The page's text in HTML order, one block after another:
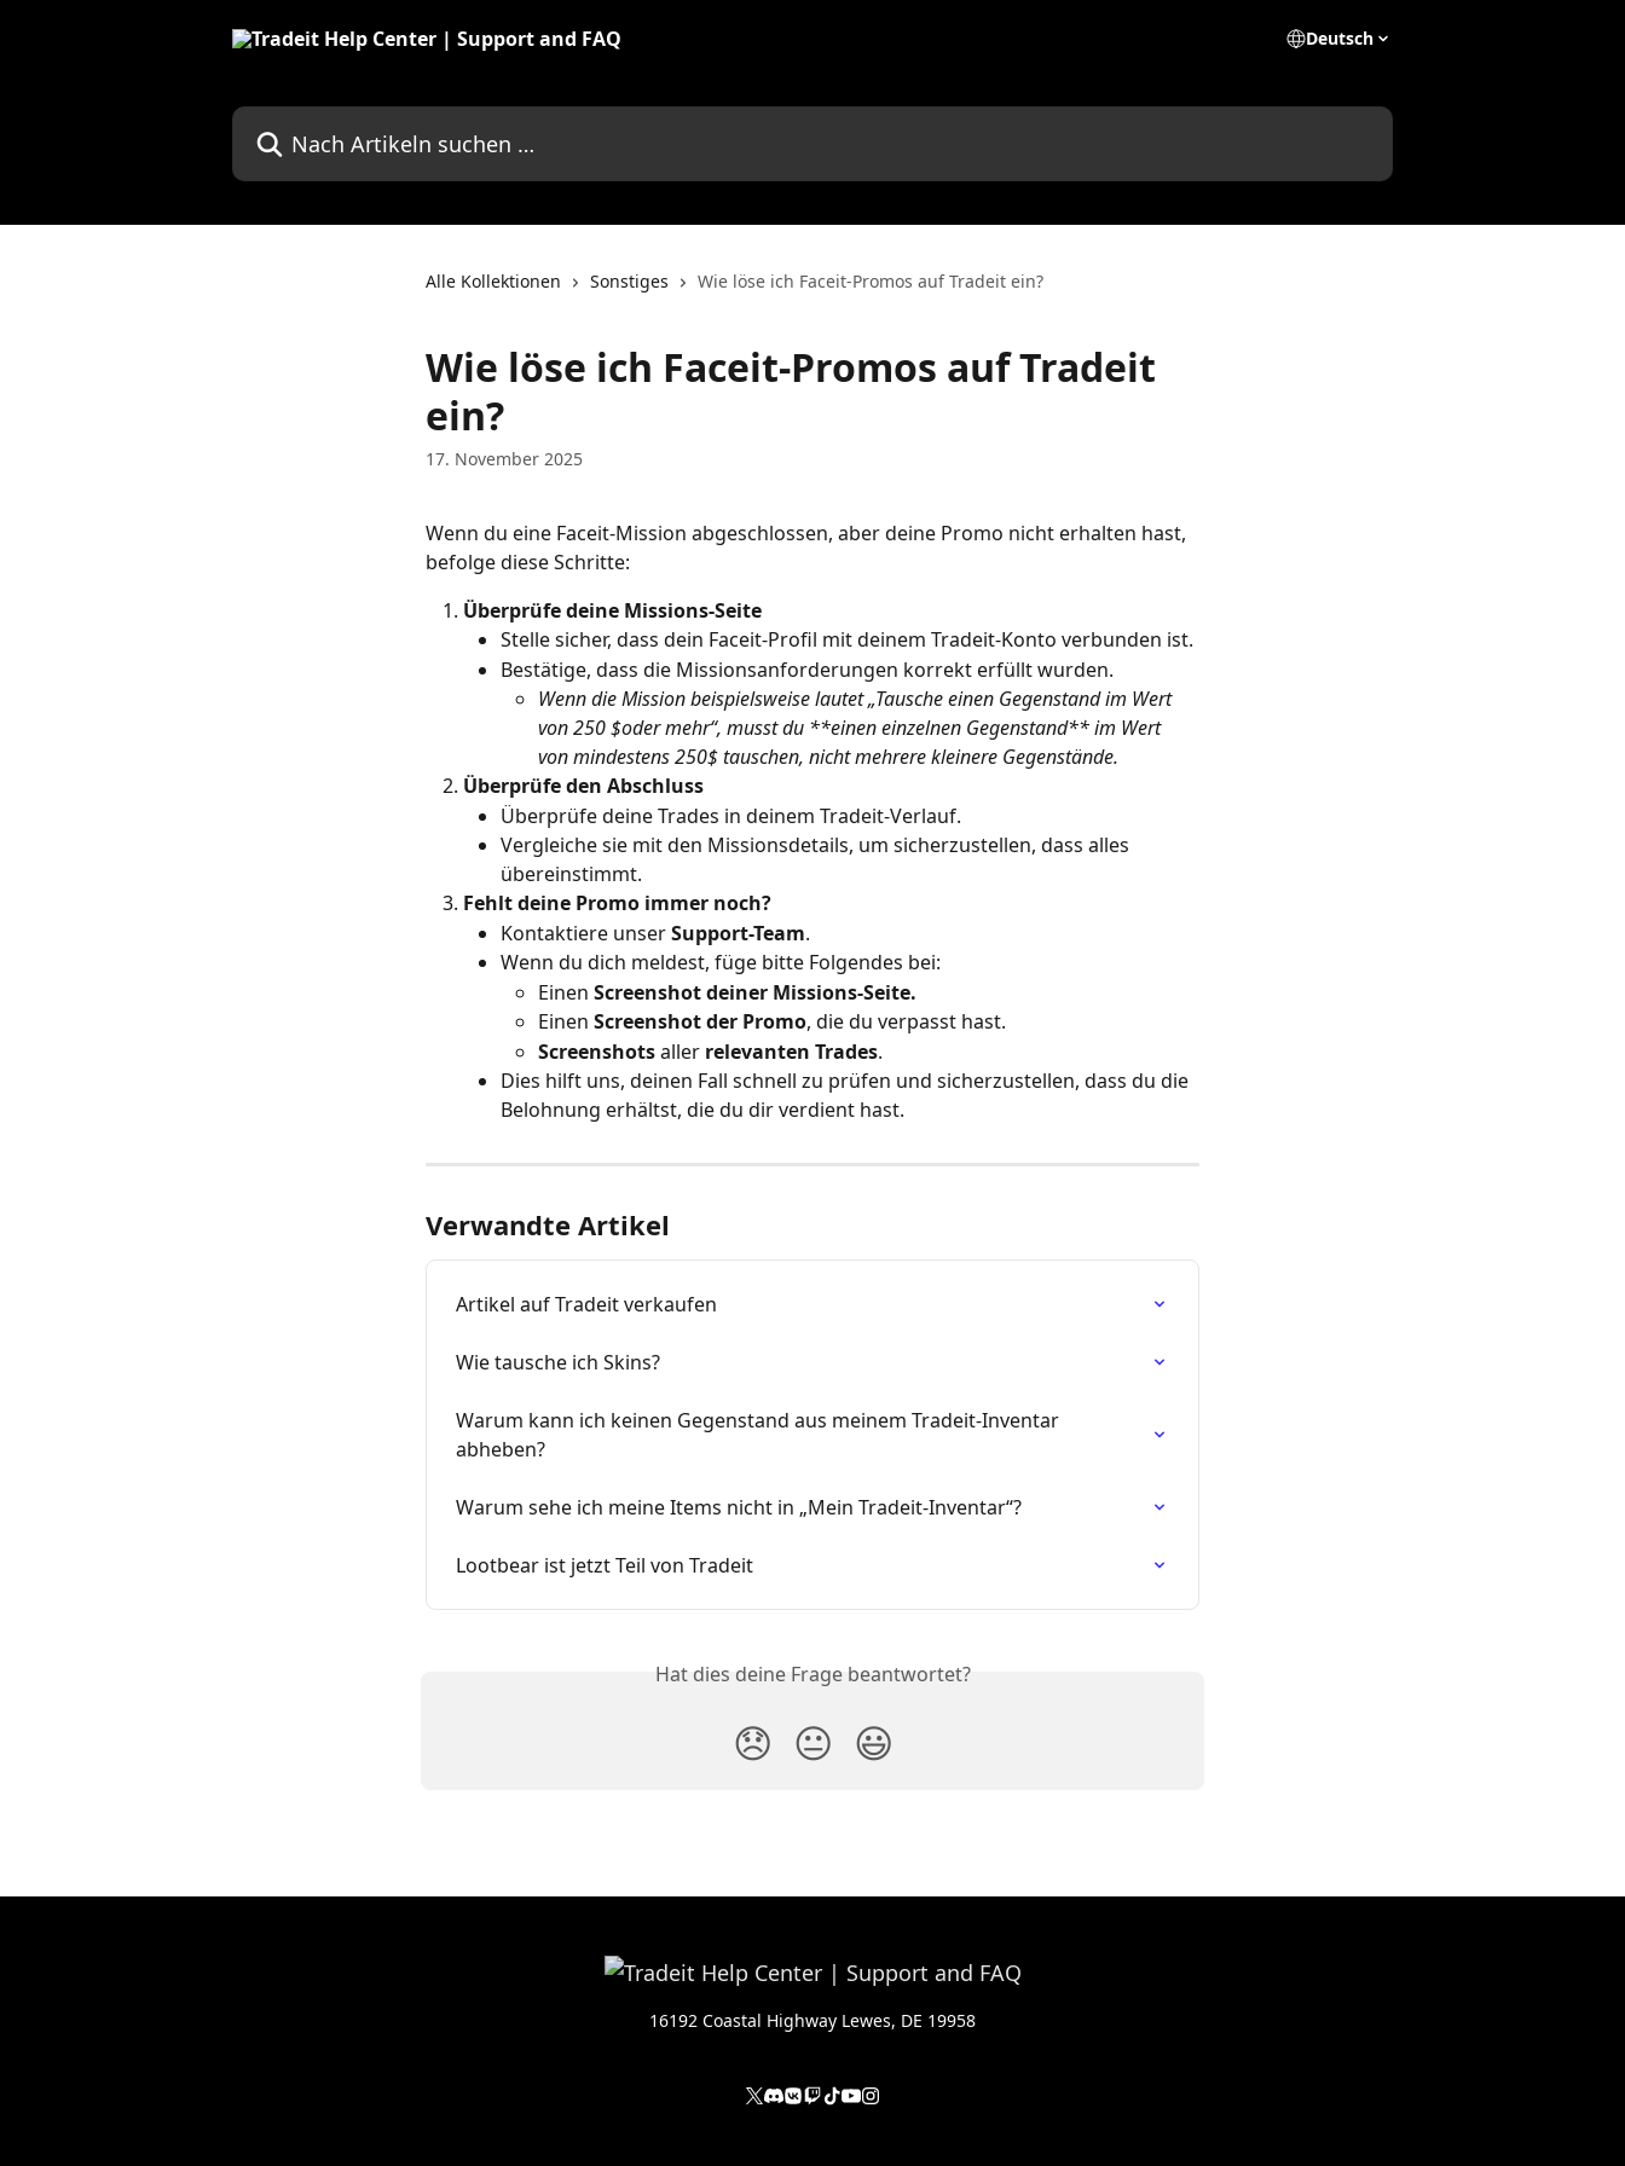
Deutsch
Nach Artikeln suchen …
Alle Kollektionen Sonstiges Wie löse ich Faceit-Promos auf Tradeit ein?
Wie löse ich Faceit-Promos auf Tradeit
ein?
17. November 2025
Wenn du eine Faceit-Mission abgeschlossen, aber deine Promo nicht erhalten hast,
befolge diese Schritte:
Überprüfe deine Missions-Seite
Stelle sicher, dass dein Faceit-Profil mit deinem Tradeit-Konto verbunden ist.
Bestätige, dass die Missionsanforderungen korrekt erfüllt wurden.
Wenn die Mission beispielsweise lautet „Tausche einen Gegenstand im Wert
von 250 $oder mehr“, musst du **einen einzelnen Gegenstand** im Wert
von mindestens 250$ tauschen, nicht mehrere kleinere Gegenstände.
Überprüfe den Abschluss
Überprüfe deine Trades in deinem Tradeit-Verlauf.
Vergleiche sie mit den Missionsdetails, um sicherzustellen, dass alles
übereinstimmt.
Fehlt deine Promo immer noch?
Kontaktiere unser Support-Team.
Wenn du dich meldest, füge bitte Folgendes bei:
Einen Screenshot deiner Missions-Seite.
Einen Screenshot der Promo, die du verpasst hast.
Screenshots aller relevanten Trades.
Dies hilft uns, deinen Fall schnell zu prüfen und sicherzustellen, dass du die
Belohnung erhältst, die du dir verdient hast.
Verwandte Artikel
Artikel auf Tradeit verkaufen
Wie tausche ich Skins?
Warum kann ich keinen Gegenstand aus meinem Tradeit-Inventar
abheben?
Warum sehe ich meine Items nicht in „Mein Tradeit-Inventar“?
Lootbear ist jetzt Teil von Tradeit
Hat dies deine Frage beantwortet?
😞 😐 😃
16192 Coastal Highway Lewes, DE 19958